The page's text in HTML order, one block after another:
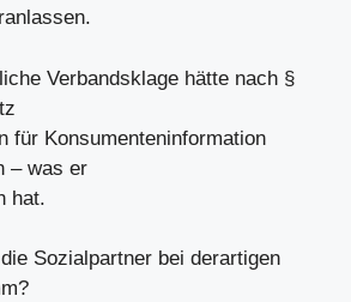
Verbandsklage hätte nach §
für Konsumenteninformation
– was er
hat.
Sozialpartner bei derartigen